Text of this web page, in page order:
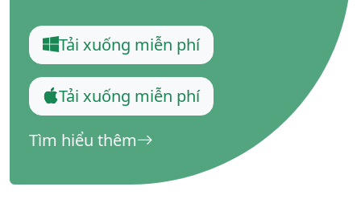
Tải xuống miễn phí
Tải xuống miễn phí
Tìm hiểu thêm